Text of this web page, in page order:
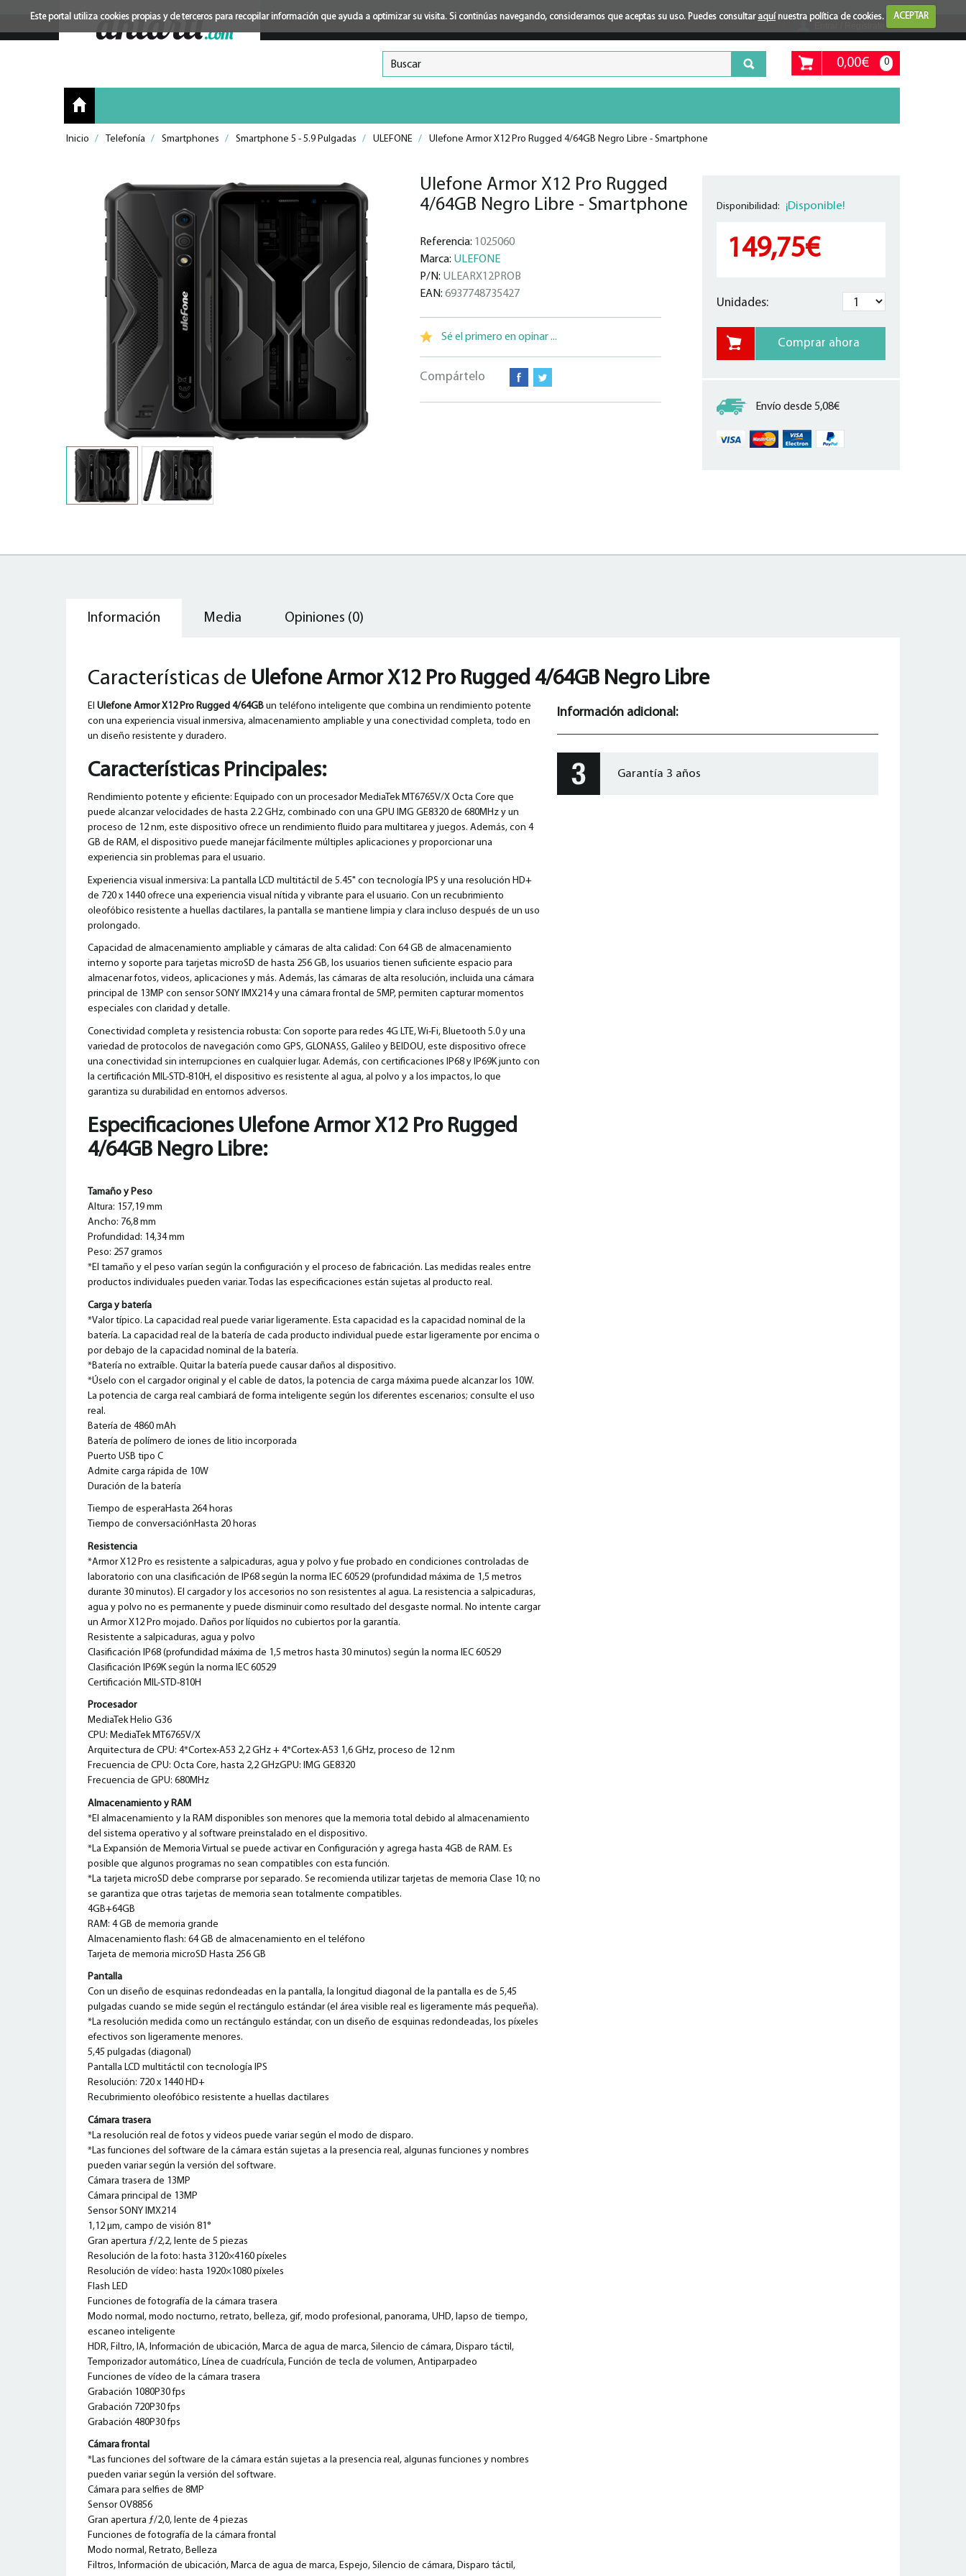
Este portal utiliza cookies propias y de terceros para recopilar información que ayuda a optimizar su visita. Si continúas navegando, consideramos que aceptas su uso. Puedes consultar aquínuestra política de cookies. ACEPTAR
0,00€ 0
Inicio / Telefonía / Smartphones / Smartphone 5 - 5.9 Pulgadas / ULEFONE / Ulefone Armor X12 Pro Rugged 4/64GB Negro Libre - Smartphone
Ulefone Armor X12 Pro Rugged
4/64GB Negro Libre - Smartphone
Referencia: 1025060
Marca: ULEFONE
P/N: ULEARX12PROB
EAN: 6937748735427
Sé el primero en opinar ...
Compártelo
Disponibilidad: ¡Disponible!
149,75€
Unidades:
Envío desde 5,08€
Información Media Opiniones (0)
Características de Ulefone Armor X12 Pro Rugged 4/64GB Negro Libre
El Ulefone Armor X12 Pro Rugged 4/64GB un teléfono inteligente que combina un rendimiento potente
con una experiencia visual inmersiva, almacenamiento ampliable y una conectividad completa, todo en
un diseño resistente y duradero.
Características Principales:
Rendimiento potente y eficiente: Equipado con un procesador MediaTek MT6765V/X Octa Core que
puede alcanzar velocidades de hasta 2.2 GHz, combinado con una GPU IMG GE8320 de 680MHz y un
proceso de 12 nm, este dispositivo ofrece un rendimiento fluido para multitarea y juegos. Además, con 4
GB de RAM, el dispositivo puede manejar fácilmente múltiples aplicaciones y proporcionar una
experiencia sin problemas para el usuario.
Experiencia visual inmersiva: La pantalla LCD multitáctil de 5.45" con tecnología IPS y una resolución HD+
de 720 x 1440 ofrece una experiencia visual nítida y vibrante para el usuario. Con un recubrimiento
oleofóbico resistente a huellas dactilares, la pantalla se mantiene limpia y clara incluso después de un uso
prolongado.
Capacidad de almacenamiento ampliable y cámaras de alta calidad: Con 64 GB de almacenamiento
interno y soporte para tarjetas microSD de hasta 256 GB, los usuarios tienen suficiente espacio para
almacenar fotos, videos, aplicaciones y más. Además, las cámaras de alta resolución, incluida una cámara
principal de 13MP con sensor SONY IMX214 y una cámara frontal de 5MP, permiten capturar momentos
especiales con claridad y detalle.
Conectividad completa y resistencia robusta: Con soporte para redes 4G LTE, Wi-Fi, Bluetooth 5.0 y una
variedad de protocolos de navegación como GPS, GLONASS, Galileo y BEIDOU, este dispositivo ofrece
una conectividad sin interrupciones en cualquier lugar. Además, con certificaciones IP68 y IP69K junto con
la certificación MIL-STD-810H, el dispositivo es resistente al agua, al polvo y a los impactos, lo que
garantiza su durabilidad en entornos adversos.
Especificaciones Ulefone Armor X12 Pro Rugged
4/64GB Negro Libre:
Tamaño y Peso
Altura: 157,19 mm
Ancho: 76,8 mm
Profundidad: 14,34 mm
Peso: 257 gramos
*El tamaño y el peso varían según la configuración y el proceso de fabricación. Las medidas reales entre
productos individuales pueden variar. Todas las especificaciones están sujetas al producto real.
Carga y batería
*Valor típico. La capacidad real puede variar ligeramente. Esta capacidad es la capacidad nominal de la
batería. La capacidad real de la batería de cada producto individual puede estar ligeramente por encima o
por debajo de la capacidad nominal de la batería.
*Batería no extraíble. Quitar la batería puede causar daños al dispositivo.
*Úselo con el cargador original y el cable de datos, la potencia de carga máxima puede alcanzar los 10W.
La potencia de carga real cambiará de forma inteligente según los diferentes escenarios; consulte el uso
real.
Batería de 4860 mAh
Batería de polímero de iones de litio incorporada
Puerto USB tipo C
Admite carga rápida de 10W
Duración de la batería
Tiempo de esperaHasta 264 horas
Tiempo de conversaciónHasta 20 horas
Resistencia
*Armor X12 Pro es resistente a salpicaduras, agua y polvo y fue probado en condiciones controladas de
laboratorio con una clasificación de IP68 según la norma IEC 60529 (profundidad máxima de 1,5 metros
durante 30 minutos). El cargador y los accesorios no son resistentes al agua. La resistencia a salpicaduras,
agua y polvo no es permanente y puede disminuir como resultado del desgaste normal. No intente cargar
un Armor X12 Pro mojado. Daños por líquidos no cubiertos por la garantía.
Resistente a salpicaduras, agua y polvo
Clasificación IP68 (profundidad máxima de 1,5 metros hasta 30 minutos) según la norma IEC 60529
Clasificación IP69K según la norma IEC 60529
Certificación MIL-STD-810H
Procesador
MediaTek Helio G36
CPU: MediaTek MT6765V/X
Arquitectura de CPU: 4*Cortex-A53 2,2 GHz + 4*Cortex-A53 1,6 GHz, proceso de 12 nm
Frecuencia de CPU: Octa Core, hasta 2,2 GHzGPU: IMG GE8320
Frecuencia de GPU: 680MHz
Almacenamiento y RAM
*El almacenamiento y la RAM disponibles son menores que la memoria total debido al almacenamiento
del sistema operativo y al software preinstalado en el dispositivo.
*La Expansión de Memoria Virtual se puede activar en Configuración y agrega hasta 4GB de RAM. Es
posible que algunos programas no sean compatibles con esta función.
*La tarjeta microSD debe comprarse por separado. Se recomienda utilizar tarjetas de memoria Clase 10; no
se garantiza que otras tarjetas de memoria sean totalmente compatibles.
4GB+64GB
RAM: 4 GB de memoria grande
Almacenamiento flash: 64 GB de almacenamiento en el teléfono
Tarjeta de memoria microSD Hasta 256 GB
Pantalla
Con un diseño de esquinas redondeadas en la pantalla, la longitud diagonal de la pantalla es de 5,45
pulgadas cuando se mide según el rectángulo estándar (el área visible real es ligeramente más pequeña).
*La resolución medida como un rectángulo estándar, con un diseño de esquinas redondeadas, los píxeles
efectivos son ligeramente menores.
5,45 pulgadas (diagonal)
Pantalla LCD multitáctil con tecnología IPS
Resolución: 720 x 1440 HD+
Recubrimiento oleofóbico resistente a huellas dactilares
Cámara trasera
*La resolución real de fotos y videos puede variar según el modo de disparo.
*Las funciones del software de la cámara están sujetas a la presencia real, algunas funciones y nombres
pueden variar según la versión del software.
Cámara trasera de 13MP
Cámara principal de 13MP
Sensor SONY IMX214
1,12 μm, campo de visión 81°
Gran apertura ƒ/2,2, lente de 5 piezas
Resolución de la foto: hasta 3120×4160 píxeles
Resolución de vídeo: hasta 1920×1080 píxeles
Flash LED
Funciones de fotografía de la cámara trasera
Modo normal, modo nocturno, retrato, belleza, gif, modo profesional, panorama, UHD, lapso de tiempo,
escaneo inteligente
HDR, Filtro, IA, Información de ubicación, Marca de agua de marca, Silencio de cámara, Disparo táctil,
Temporizador automático, Línea de cuadrícula, Función de tecla de volumen, Antiparpadeo
Funciones de vídeo de la cámara trasera
Grabación 1080P30 fps
Grabación 720P30 fps
Grabación 480P30 fps
Cámara frontal
*Las funciones del software de la cámara están sujetas a la presencia real, algunas funciones y nombres
pueden variar según la versión del software.
Cámara para selfies de 8MP
Sensor OV8856
Gran apertura ƒ/2,0, lente de 4 piezas
Funciones de fotografía de la cámara frontal
Modo normal, Retrato, Belleza
Filtros, Información de ubicación, Marca de agua de marca, Espejo, Silencio de cámara, Disparo táctil,
Información adicional:
Garantía 3 años